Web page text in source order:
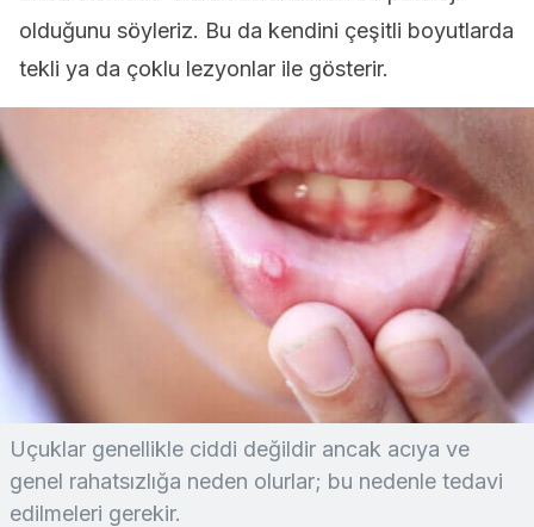
olduğunu söyleriz. Bu da kendini çeşitli boyutlarda
tekli ya da çoklu lezyonlar ile gösterir.
Uçuklar genellikle ciddi değildir ancak acıya ve
genel rahatsızlığa neden olurlar; bu nedenle tedavi
edilmeleri gerekir.